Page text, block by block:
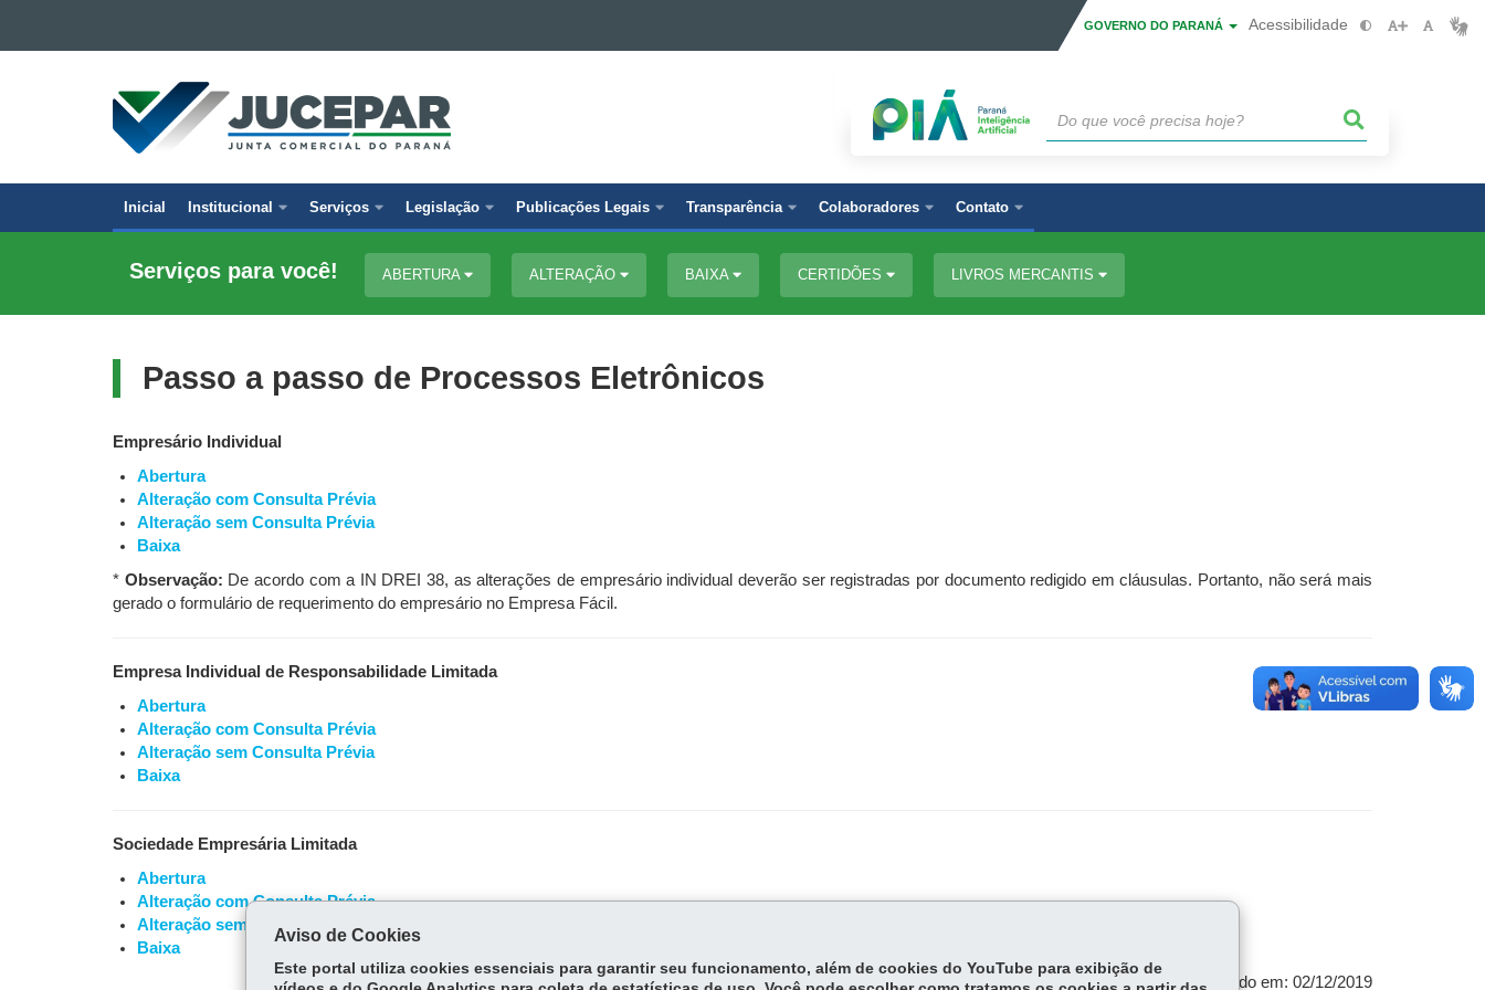
Ir para a busca
Mapa do site
GOVERNO DO PARANÁ Acessibilidade
JUNTA
COMERCIAL
DO
Navegação
principal
Inicial Institucional Serviços Legislação Publicações Legais Transparência Colaboradores Contato
Serviços para você! ABERTURA ALTERAÇÃO BAIXA CERTIDÕES LIVROS MERCANTIS
Passo a passo de Processos Eletrônicos
Empresário Individual
Abertura
Alteração com Consulta Prévia
Alteração sem Consulta Prévia
Baixa
* Observação: De acordo com a IN DREI 38, as alterações de empresário individual deverão ser registradas por documento redigido em cláusulas. Portanto, não será mais
gerado o formulário de requerimento do empresário no Empresa Fácil.
Empresa Individual de Responsabilidade Limitada
Abertura
Alteração com Consulta Prévia
Alteração sem Consulta Prévia
Baixa
Sociedade Empresária Limitada
Abertura
Alteração com Consulta Prévia
Alteração sem Consulta Prévia
Baixa
Atualizado em: 02/12/2019
Aviso de Cookies
Este portal utiliza cookies essenciais para garantir seu funcionamento, além de cookies do YouTube para exibição de